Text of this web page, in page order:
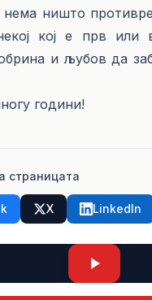
нема ништо
кој е прв или
и љубов да
години!
страницата
X LinkedIn